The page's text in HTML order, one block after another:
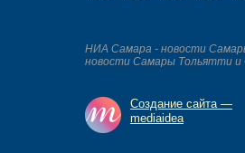
НИА Самара - новости
новости Самары Тольятти и
Создание сайта —
mediaidea